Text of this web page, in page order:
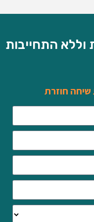
וללא התחייבות
חוזרת